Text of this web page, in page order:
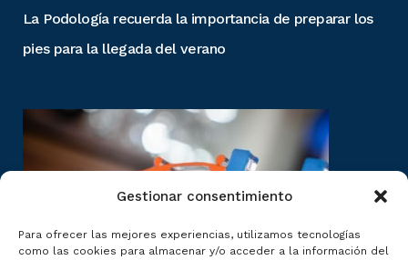
Gestionar consentimiento
Para ofrecer las mejores experiencias, utilizamos tecnologías
como las cookies para almacenar y/o acceder a la información del
La Podología recuerda la importancia de preparar los
pies para la llegada del verano